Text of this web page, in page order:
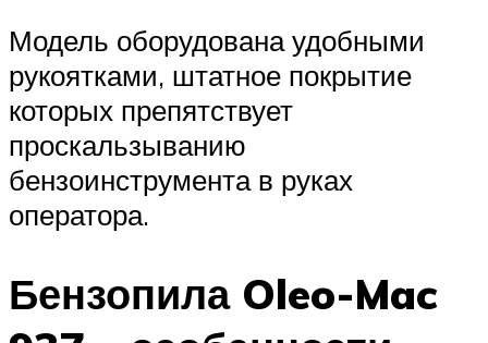
Модель оборудована удобными
рукоятками, штатное покрытие
которых препятствует
проскальзыванию
бензоинструмента в руках
оператора.
Бензопила Oleo-Mac